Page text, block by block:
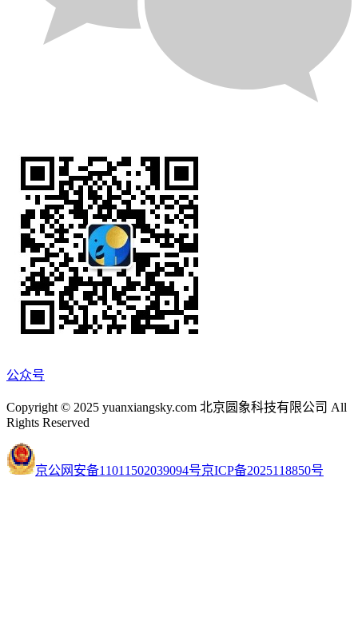
公众号
Copyright © 2025 yuanxiangsky.com 北京圆象科技有限公司 All
Rights Reserved
京公网安备11011502039094号京ICP备2025118850号